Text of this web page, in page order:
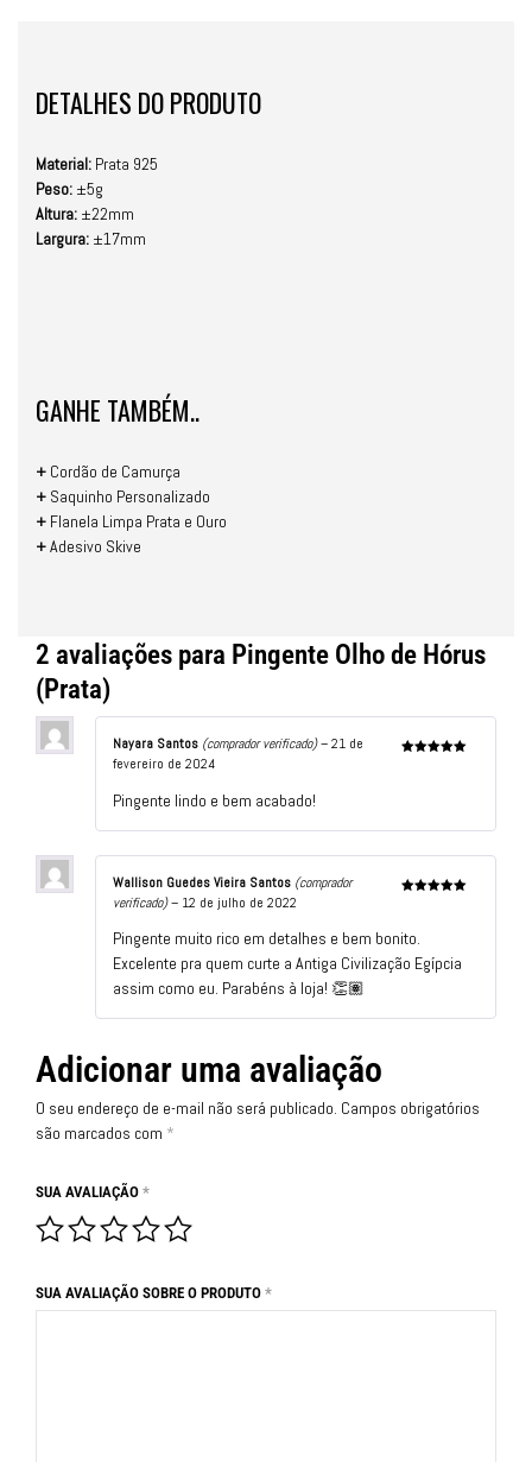
DETALHES DO PRODUTO
Material: Prata 925
Peso: ±5g
Altura: ±22mm
Largura: ±17mm
GANHE TAMBÉM..
+ Cordão de Camurça
+ Saquinho Personalizado
+ Flanela Limpa Prata e Ouro
+Adesivo Skive
2 avaliações para Pingente Olho de Hórus
(Prata)
Nayara Santos (comprador verificado) – 21 de
fevereiro de 2024
Pingente lindo e bem acabado!
Wallison Guedes Vieira Santos (comprador
verificado) – 12 de julho de 2022
Pingente muito rico em detalhes e bem bonito.
Excelente pra quem curte a Antiga Civilização Egípcia
assim como eu. Parabéns à loja! 👏🏽
Adicionar uma avaliação
O seu endereço de e-mail não será publicado. Campos obrigatórios
são marcados com *
SUA AVALIAÇÃO *
SUA AVALIAÇÃO SOBRE O PRODUTO *